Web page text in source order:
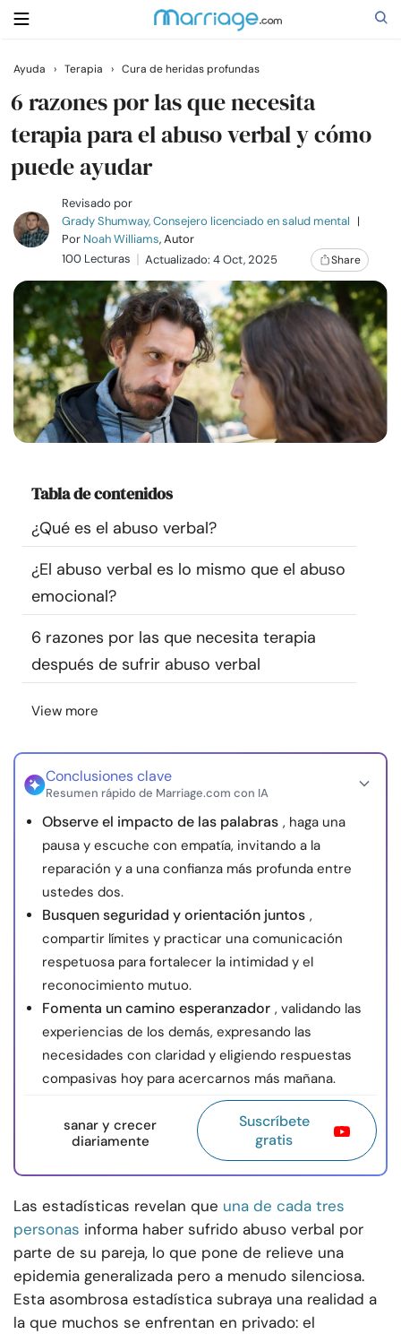
Buscar
Casarse
Relaciones
Familia
Ayuda
Cursos
Recursos
Encuentra un terapeuta
Idioma
Sobre nosotros Contáctanos Escríbenos
Publicidad con
nosotros
Ayuda › Terapia › Cura de heridas profundas
6 razones por las que necesita
terapia para el abuso verbal y cómo
puede ayudar
Revisado por
Grady Shumway, Consejero licenciado en salud mental |
Por Noah Williams, Autor
100 Lecturas
Actualizado: 4 Oct, 2025 Share
Tabla de contenidos
¿Qué es el abuso verbal?
¿El abuso verbal es lo mismo que el abuso
emocional?
6 razones por las que necesita terapia
después de sufrir abuso verbal
View more
Conclusiones clave
Resumen rápido de Marriage.com con IA
Observe el impacto de las palabras , haga una
pausa y escuche con empatía, invitando a la
reparación y a una confianza más profunda entre
ustedes dos.
Busquen seguridad y orientación juntos ,
compartir límites y practicar una comunicación
respetuosa para fortalecer la intimidad y el
reconocimiento mutuo.
Fomenta un camino esperanzador , validando las
experiencias de los demás, expresando las
necesidades con claridad y eligiendo respuestas
compasivas hoy para acercarnos más mañana.
sanar y crecer
diariamente
Suscríbete
gratis
Las estadísticas revelan que una de cada tres
personas informa haber sufrido abuso verbal por
parte de su pareja, lo que pone de relieve una
epidemia generalizada pero a menudo silenciosa.
Esta asombrosa estadística subraya una realidad a
la que muchos se enfrentan en privado: el